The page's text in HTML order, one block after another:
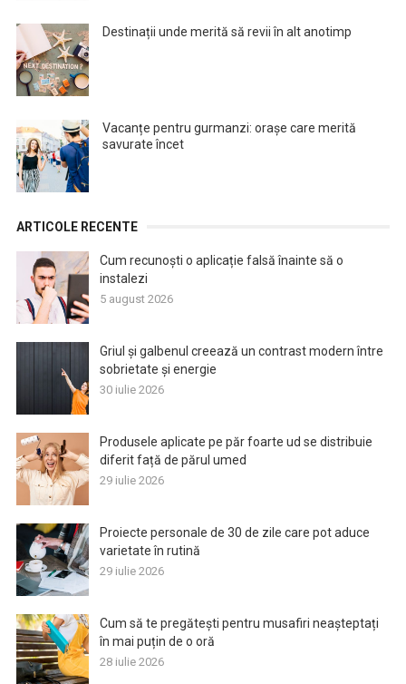
Destinații unde merită să revii în alt anotimp
Vacanțe pentru gurmanzi: orașe care merită
savurate încet
ARTICOLE RECENTE
Cum recunoști o aplicație falsă înainte să o
instalezi
5 august 2026
Griul și galbenul creează un contrast modern între
sobrietate și energie
30 iulie 2026
Produsele aplicate pe păr foarte ud se distribuie
diferit față de părul umed
29 iulie 2026
Proiecte personale de 30 de zile care pot aduce
varietate în rutină
29 iulie 2026
Cum să te pregătești pentru musafiri neașteptați
în mai puțin de o oră
28 iulie 2026